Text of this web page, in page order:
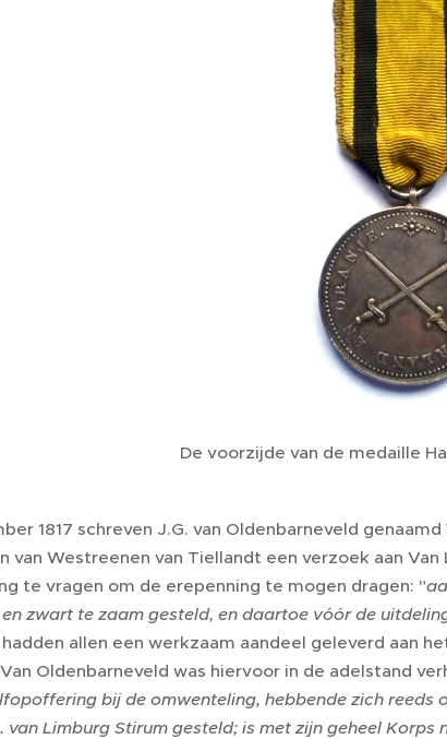
De voorzijde van de medaille
1817 schreven J.G. van Oldenbarneveld
van Westreenen van Tiellandt een verzoek aan
te vragen om de erepenning te mogen dragen: "
zwart te zaam gesteld, en daartoe vóór de
allen een werkzaam aandeel geleverd aan
Oldenbarneveld was hiervoor in de adelstand
bij de omwenteling, hebbende zich reeds
van Limburg Stirum gesteld; is met zijn geheel